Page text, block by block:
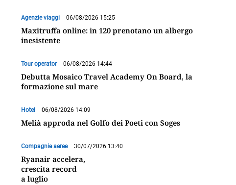
Agenzie viaggi 06/08/2026 15:25
Maxitruffa online: in 120 prenotano un albergo
inesistente
Tour operator 06/08/2026 14:44
Debutta Mosaico Travel Academy On Board, la
formazione sul mare
Hotel 06/08/2026 14:09
Melià approda nel Golfo dei Poeti con Soges
Compagnie aeree 30/07/2026 13:40
Ryanair accelera,
crescita record
a luglio